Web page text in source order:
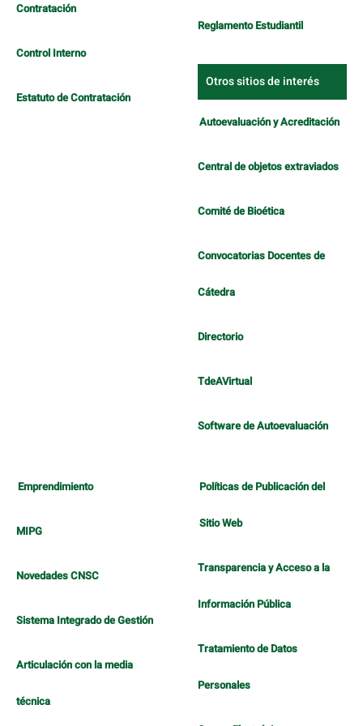
Contratación
Control Interno
Estatuto de Contratación
Reglamento Estudiantil
Otros sitios de interés
Autoevaluación y Acreditación
Central de objetos extraviados
Comité de Bioética
Convocatorias Docentes de
Cátedra
Directorio
TdeAVirtual
Software de Autoevaluación
Emprendimiento
MIPG
Novedades CNSC
Sistema Integrado de Gestión
Articulación con la media
técnica
Políticas de Publicación del
Sitio Web
Transparencia y Acceso a la
Información Pública
Tratamiento de Datos
Personales